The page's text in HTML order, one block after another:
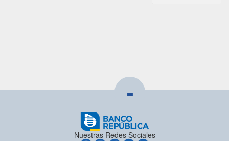
-
Nuestras Redes Sociales